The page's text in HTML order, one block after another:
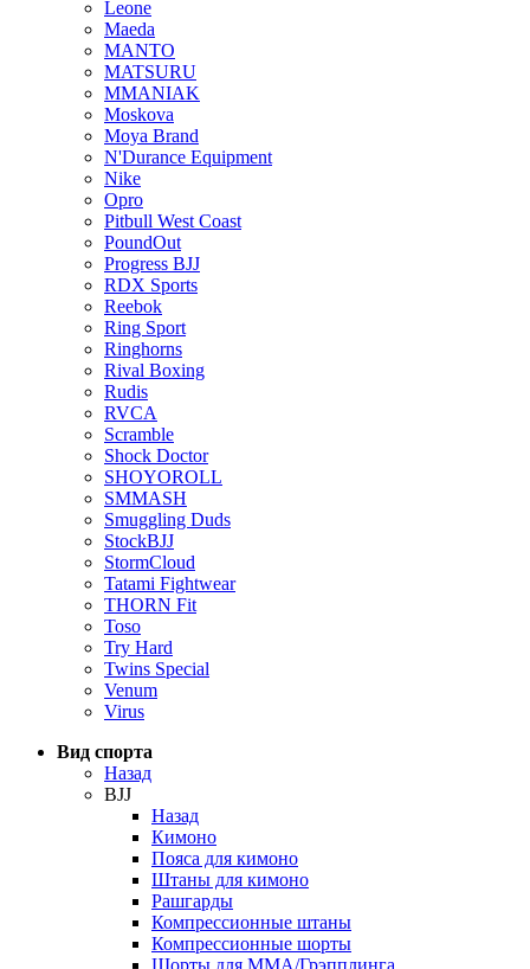
Leone
Maeda
MANTO
MATSURU
MMANIAK
Moskova
Moya Brand
N'Durance Equipment
Nike
Opro
Pitbull West Coast
PoundOut
Progress BJJ
RDX Sports
Reebok
Ring Sport
Ringhorns
Rival Boxing
Rudis
RVCA
Scramble
Shock Doctor
SHOYOROLL
SMMASH
Smuggling Duds
StockBJJ
StormCloud
Tatami Fightwear
THORN Fit
Toso
Try Hard
Twins Special
Venum
Virus
Вид спорта
Назад
BJJ
Назад
Кимоно
Пояса для кимоно
Штаны для кимоно
Рашгарды
Компрессионные штаны
Компрессионные шорты
Шорты для ММА/Грэпплинга